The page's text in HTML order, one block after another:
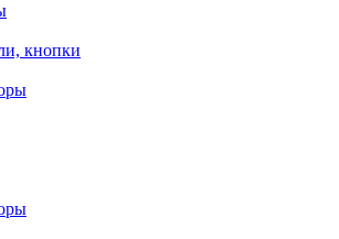
кнопки